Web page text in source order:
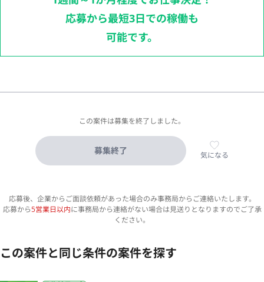
応募から最短3日での稼働も
可能です。
この案件は募集を終了しました。
募集終了 気になる
応募後、企業からご面談依頼があった場合のみ事務局からご連絡いたします。
応募から5営業日以内に事務局から連絡がない場合は見送りとなりますのでご了承
ください。
この案件と同じ条件の案件を探す